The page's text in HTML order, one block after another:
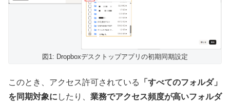
図1: Dropboxデスクトップアプリの初期同期設定
このとき、アクセス許可されている
「すべてのフォルダ」
を同期対象に したり、 業務でアクセス頻度が高いフォルダ